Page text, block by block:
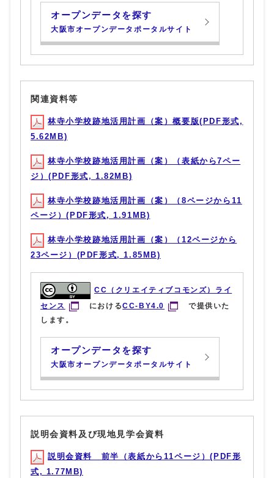
オープンデータを探す
大阪市オープンデータポータルサイト
関連資料等
林寺小学校跡地活用計画（案）概要版(PDF形式,
5.62MB)
林寺小学校跡地活用計画（案）（表紙から7ペー
ジ）(PDF形式, 1.82MB)
林寺小学校跡地活用計画（案）（8ページから11
ページ）(PDF形式, 1.91MB)
林寺小学校跡地活用計画（案）（12ページから
23ページ）(PDF形式, 1.85MB)
CC（クリエイティブコモンズ）ライ
センス
におけるCC-BY4.0
で提供いた
します。
オープンデータを探す
大阪市オープンデータポータルサイト
説明会資料及び現地見学会資料
説明会資料 前半（表紙から11ページ）(PDF形
式, 1.77MB)